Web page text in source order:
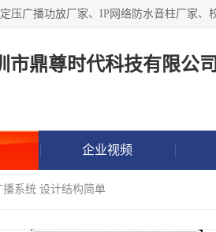
市鼎尊时代科技有限公司
企业视频
系统 设计结构简单